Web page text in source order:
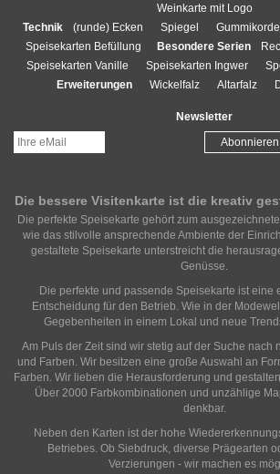
Weinkarte mit Logo
Technik
(runde) Ecken Spiegel
Speisekarten Befüllung
Besondere Serien
Speisekarten Vanille
Speisekarten Ingwer
Erweiterungen
Wickelfalz Altarfalz
Newsletter
Die bessere Visitenkarte ist die kreativ
Die perfekte Speisekarte gehört zum
wie das stilvolle ansprechende Ambiente der
gestaltete Speisekarte unterstreicht die
Genüsse.
Die perfekte und passende Speisekarte ist eine
Entscheidung für den Betrieb. Wie in der
Gegebenheiten in einem Lokal und neue
Am Puls der Zeit sind wir stetig auf der Suche nach
und Farben. Wir besitzen eine große Auswahl an
Farben. Wir lieben die Herausforderung und
Über 2000 Farbkombinationen und unzählige
denkbar.
Neben den Karten ist der hohe
Betriebes. Ob Siebdruck, diverse Prägearten
Verzierungen - wir machen es